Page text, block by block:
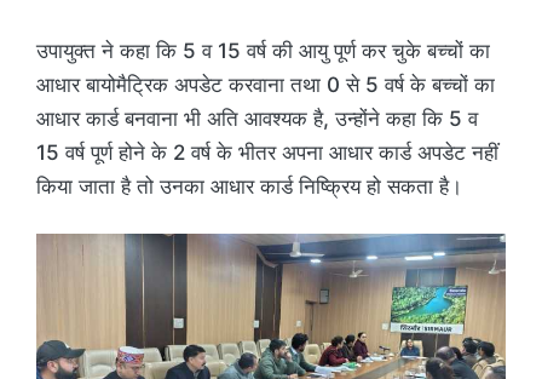
उपायुक्त ने कहा कि 5 व 15 वर्ष की आयु पूर्ण कर चुके बच्चों का
आधार बायोमैट्रिक अपडेट करवाना तथा 0 से 5 वर्ष के बच्चों का
आधार कार्ड बनवाना भी अति आवश्यक है, उन्होंने कहा कि 5 व
15 वर्ष पूर्ण होने के 2 वर्ष के भीतर अपना आधार कार्ड अपडेट नहीं
किया जाता है तो उनका आधार कार्ड निष्क्रिय हो सकता है।